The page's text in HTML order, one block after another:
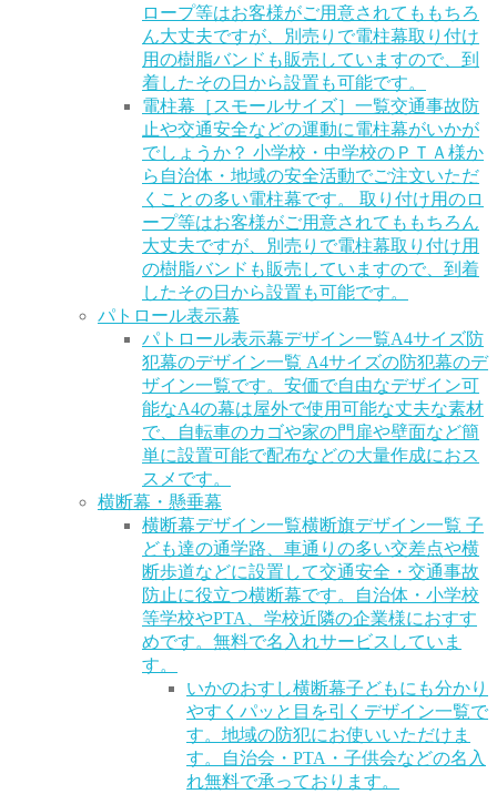
ロープ等はお客様がご用意されてももちろ
ん大丈夫ですが、別売りで電柱幕取り付け
用の樹脂バンドも販売していますので、到
着したその日から設置も可能です。
電柱幕［スモールサイズ］一覧交通事故防
止や交通安全などの運動に電柱幕がいかが
でしょうか？ 小学校・中学校のＰＴＡ様か
ら自治体・地域の安全活動でご注文いただ
くことの多い電柱幕です。 取り付け用のロ
ープ等はお客様がご用意されてももちろん
大丈夫ですが、別売りで電柱幕取り付け用
の樹脂バンドも販売していますので、到着
したその日から設置も可能です。
パトロール表示幕
パトロール表示幕デザイン一覧A4サイズ防
犯幕のデザイン一覧 A4サイズの防犯幕のデ
ザイン一覧です。安価で自由なデザイン可
能なA4の幕は屋外で使用可能な丈夫な素材
で、自転車のカゴや家の門扉や壁面など簡
単に設置可能で配布などの大量作成におス
スメです。
横断幕・懸垂幕
横断幕デザイン一覧横断旗デザイン一覧 子
ども達の通学路、車通りの多い交差点や横
断歩道などに設置して交通安全・交通事故
防止に役立つ横断幕です。自治体・小学校
等学校やPTA、学校近隣の企業様におすす
めです。無料で名入れサービスしていま
す。
いかのおすし横断幕子どもにも分かり
やすくパッと目を引くデザイン一覧で
す。地域の防犯にお使いいただけま
す。自治会・PTA・子供会などの名入
れ無料で承っております。